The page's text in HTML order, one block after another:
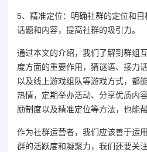
5、精准定位：明确社群的定位和
话题和内容，提高社群的吸引力。
通过本文的介绍，我们了解到群组
度方面的重要作用，猜谜语、接力
以及线上游戏组队等游戏方式，都
热情，定期举办活动、分享优质内
励制度以及精准定位等方法，也能
作为社群运营者，我们应该善于运
群的活跃度和凝聚力，我们还要关